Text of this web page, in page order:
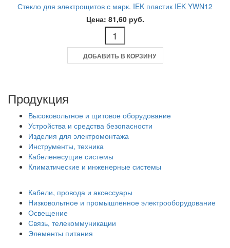
Стекло для электрощитов с марк. IEK пластик IEK YWN12
Цена: 81,60 руб.
ДОБАВИТЬ В КОРЗИНУ
Продукция
Высоковольтное и щитовое оборудование
Устройства и средства безопасности
Изделия для электромонтажа
Инструменты, техника
Кабеленесущие системы
Климатические и инженерные системы
Кабели, провода и аксессуары
Низковольтное и промышленное электрооборудование
Освещение
Связь, телекоммуникации
Элементы питания